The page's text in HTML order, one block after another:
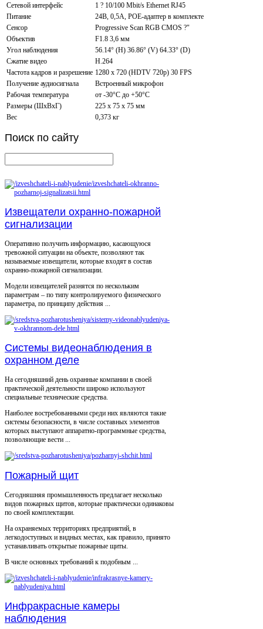
Сетевой интерфейс
1 ? 10/100 Mbit/s Ethernet RJ45
Питание
24В, 0,5А, POE-адаптер в комплекте
Сенсор
Progressive Scan RGB CMOS ?"
Объектив
F1.8 3,6 мм
Угол наблюдения
56.14° (H) 36.86° (V) 64.33° (D)
Сжатие видео
H.264
Частота кадров и разрешение 1280 x 720 (HDTV 720p) 30 FPS
Получение аудиосигнала
Встроенный микрофон
Рабочая температура
от -30°C до +50°С
Размеры (ШxВxГ)
225 x 75 x 75 мм
Вес
0,373 кг
Поиск по сайту
Извещатели охранно-пожарной
сигнализации
Оперативно получить информацию, касающуюся
тревожной ситуации на объекте, позволяют так
называемые извещатели, которые входят в состав
охранно-пожарной сигнализации.
Модели извещателей разнятся по нескольким
параметрам – по типу контролируемого физического
параметра, по принципу действия ...
Системы видеонаблюдения в
охранном деле
На сегодняшний день охранные компании в своей
практической деятельности широко используют
специальные технические средства.
Наиболее востребованными среди них являются такие
системы безопасности, в числе составных элементов
которых выступают аппаратно-программные средства,
позволяющие вести ...
Пожарный щит
Сегодняшняя промышленность предлагает несколько
видов пожарных щитов, которые практически одинаковы
по своей комплектации.
На охраняемых территориях предприятий, в
легкодоступных и видных местах, как правило, принято
устанавливать открытые пожарные щиты.
В числе основных требований к подобным ...
Инфракрасные камеры
наблюдения